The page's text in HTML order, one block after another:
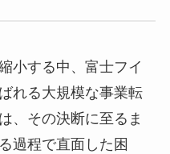
小する中、富士フイ
れる大規模な事業転
、その決断に至るま
過程で直面した困